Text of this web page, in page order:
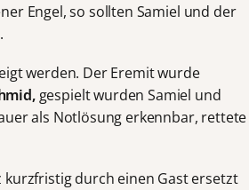
Engel, so sollten Samiel und der
werden. Der Eremit wurde
gespielt wurden Samiel und
als Notlösung erkennbar, rettete
durch einen Gast ersetzt